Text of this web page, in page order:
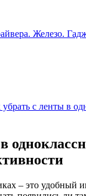
с ленты в
– это удобный